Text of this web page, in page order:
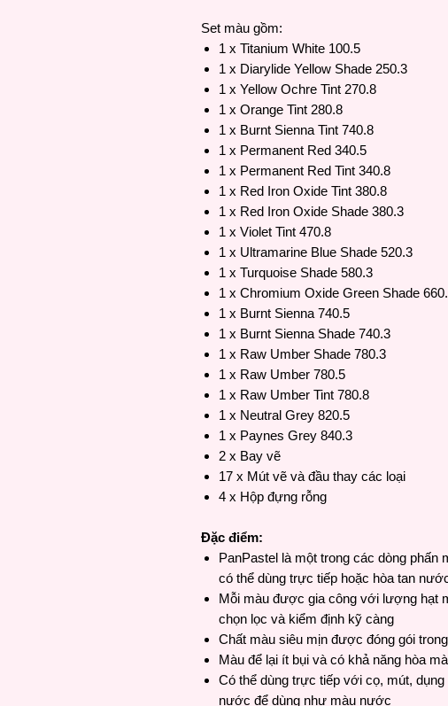
Set màu gồm:
1 x Titanium White 100.5
1 x Diarylide Yellow Shade 250.3
1 x Yellow Ochre Tint 270.8
1 x Orange Tint 280.8
1 x Burnt Sienna Tint 740.8
1 x Permanent Red 340.5
1 x Permanent Red Tint 340.8
1 x Red Iron Oxide Tint 380.8
1 x Red Iron Oxide Shade 380.3
1 x Violet Tint 470.8
1 x Ultramarine Blue Shade 520.3
1 x Turquoise Shade 580.3
1 x Chromium Oxide Green Shade
1 x Burnt Sienna 740.5
1 x Burnt Sienna Shade 740.3
1 x Raw Umber Shade 780.3
1 x Raw Umber 780.5
1 x Raw Umber Tint 780.8
1 x Neutral Grey 820.5
1 x Paynes Grey 840.3
2 x Bay vẽ
17 x Mút vẽ và đầu thay các loại
4 x Hộp đựng rỗng
Đặc điểm:
PanPastel là một trong các dòng phấn
có thể dùng trực tiếp hoặc hòa tan
Mỗi màu được gia công với lượng hạt
chọn lọc và kiểm định kỹ càng
Chất màu siêu mịn được đóng gói
Màu để lại ít bụi và có khả năng hòa
Có thể dùng trực tiếp với cọ, mút,
nước để dùng như màu nước